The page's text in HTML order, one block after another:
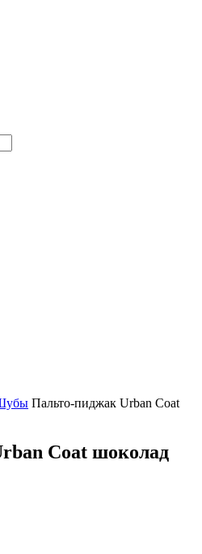
Пальто-пиджак Urban Coat
Coat шоколад